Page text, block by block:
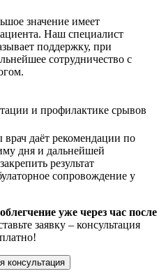
значение имеет
Наш специалист
поддержку, при
сотрудничество с
и профилактике срывов
даёт рекомендации по
дня и дальнейшей
результат
сопровождение у
уже через час после
заявку – консультация
консультация